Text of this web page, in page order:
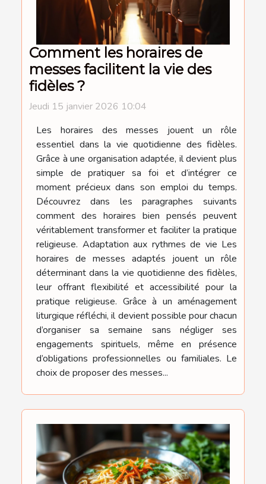
Comment les horaires de
messes facilitent la vie des
fidèles ?
Jeudi 15 janvier 2026 10:04
Les horaires des messes jouent un rôle
essentiel dans la vie quotidienne des fidèles.
Grâce à une organisation adaptée, il devient plus
simple de pratiquer sa foi et d’intégrer ce
moment précieux dans son emploi du temps.
Découvrez dans les paragraphes suivants
comment des horaires bien pensés peuvent
véritablement transformer et faciliter la pratique
religieuse. Adaptation aux rythmes de vie Les
horaires de messes adaptés jouent un rôle
déterminant dans la vie quotidienne des fidèles,
leur offrant flexibilité et accessibilité pour la
pratique religieuse. Grâce à un aménagement
liturgique réfléchi, il devient possible pour chacun
d’organiser sa semaine sans négliger ses
engagements spirituels, même en présence
d’obligations professionnelles ou familiales. Le
choix de proposer des messes...